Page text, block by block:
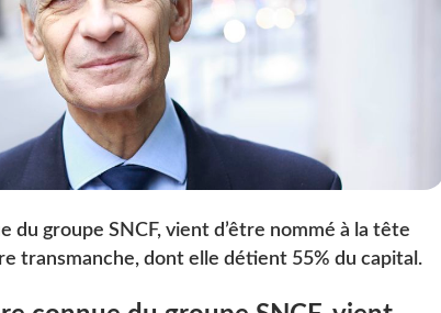
du groupe SNCF, vient d’être nommé à la tête
transmanche, dont elle détient 55% du capital.